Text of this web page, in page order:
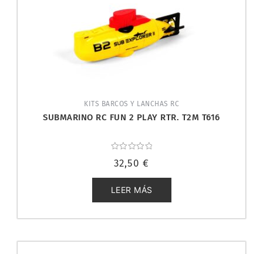
KITS BARCOS Y LANCHAS RC
SUBMARINO RC FUN 2 PLAY RTR. T2M T616
con
de
5
32,50 €
LEER MÁS